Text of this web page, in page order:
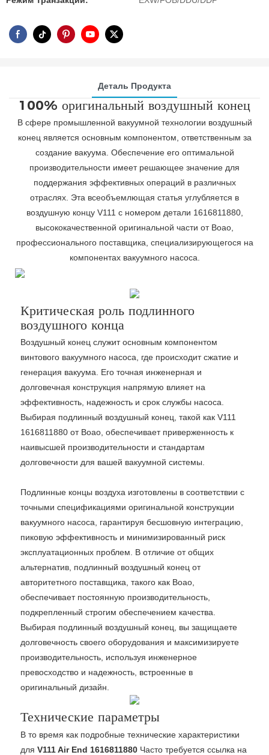
Деталь Продукта
100% оригинальный воздушный конец
В сфере промышленной вакуумной технологии воздушный
конец является основным компонентом, ответственным за
создание вакуума. Обеспечение его оптимальной
производительности имеет решающее значение для
поддержания эффективных операций в различных
отраслях. Эта всеобъемлющая статья углубляется в
воздушную концу V111 с номером детали 1616811880,
высококачественной оригинальной части от Boao,
профессионального поставщика, специализирующегося на
компонентах вакуумного насоса.
Критическая роль подлинного
воздушного конца
Воздушный конец служит основным компонентом
винтового вакуумного насоса, где происходит сжатие и
генерация вакуума. Его точная инженерная и
долговечная конструкция напрямую влияет на
эффективность, надежность и срок службы насоса.
Выбирая подлинный воздушный конец, такой как V111
1616811880 от Boao, обеспечивает приверженность к
наивысшей производительности и стандартам
долговечности для вашей вакуумной системы.
Подлинные концы воздуха изготовлены в соответствии с
точными спецификациями оригинальной конструкции
вакуумного насоса, гарантируя бесшовную интеграцию,
пиковую эффективность и минимизированный риск
эксплуатационных проблем. В отличие от общих
альтернатив, подлинный воздушный конец от
авторитетного поставщика, такого как Boao,
обеспечивает постоянную производительность,
подкрепленный строгим обеспечением качества.
Выбирая подлинный воздушный конец, вы защищаете
долговечность своего оборудования и максимизируете
производительность, используя инженерное
превосходство и надежность, встроенные в
оригинальный дизайн.
Технические параметры
В то время как подробные технические характеристики
для V111 Air End 1616811880 Часто требуется ссылка на